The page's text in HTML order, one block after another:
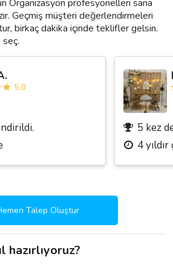
Organizasyon profesyonelleri sana
Geçmiş müşteri değerlendirmeleri
birkaç dakika içinde teklifler gelsin.
seç.
5.0
5 kez
4
Talep Oluştur
hazırlıyoruz?